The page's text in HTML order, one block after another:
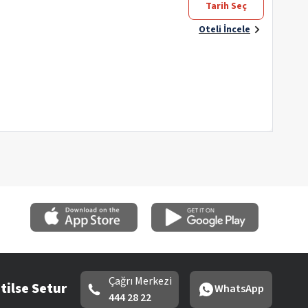
Tarih Seç
Oteli İncele
Setur
Çağrı Merkezi
444 28 22
WhatsApp